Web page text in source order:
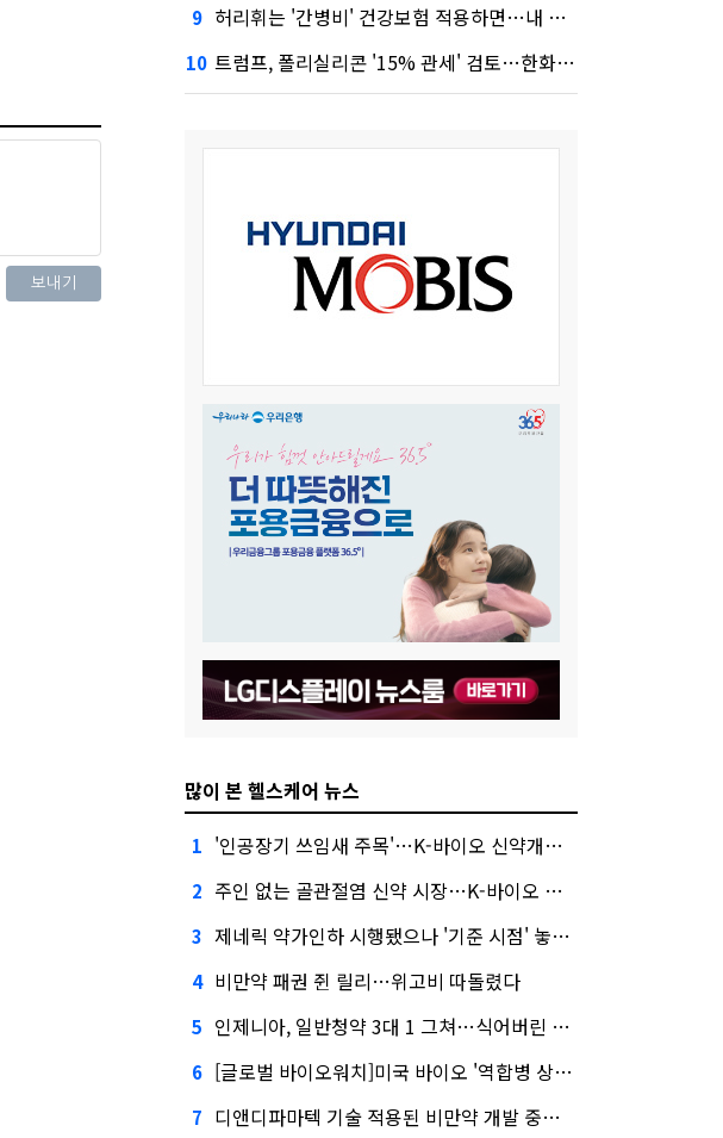
9 허리휘는 '간병비' 건강보험 적용하면…내 간병보험은?
10 트럼프, 폴리실리콘 '15% 관세' 검토…한화큐셀·OCI 영향은?
많이 본 헬스케어 뉴스
1 '인공장기 쓰임새 주목'…K-바이오 신약개발 경쟁 후끈
2 주인 없는 골관절염 신약 시장…K-바이오 도전 막바지
3 제네릭 약가인하 시행됐으나 '기준 시점' 놓고 뿔난 업계
4 비만약 패권 쥔 릴리…위고비 따돌렸다
5 인제니아, 일반청약 3대 1 그쳐…식어버린 바이오 IPO
6 [글로벌 바이오워치]미국 바이오 '역합병 상장' 뜬다
7 디앤디파마텍 기술 적용된 비만약 개발 중단…"기술력 문제 아냐"